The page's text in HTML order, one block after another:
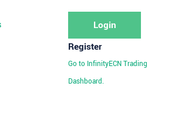
Login
Register
Go to InfinityECN Trading
Dashboard.